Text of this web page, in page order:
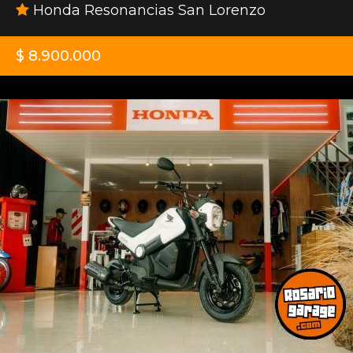
Honda Resonancias San Lorenzo
$ 8.900.000